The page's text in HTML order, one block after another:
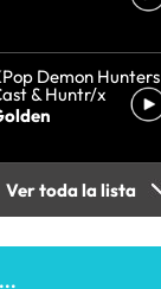
Demon Hunters
& Huntr/x
Ver toda la lista